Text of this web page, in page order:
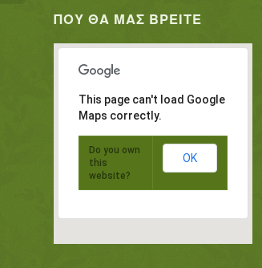
ΠΟΥ ΘΑ ΜΑΣ ΒΡΕΊΤΕ
This page can't load Google
Maps correctly.
Do you own
this
website?
OK